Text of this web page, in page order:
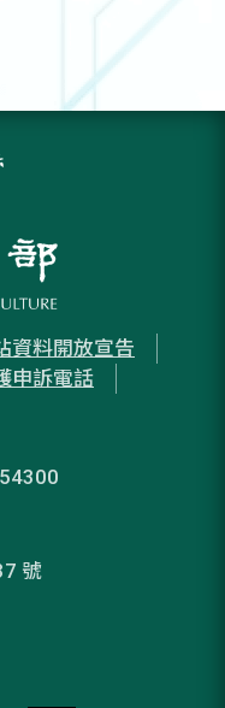
資料開放宣告
申訴電話
號